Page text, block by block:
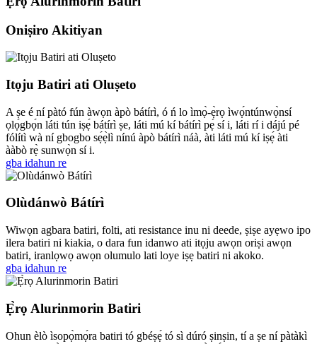
Oniṣiro Akitiyan
Itọju Batiri ati Oluṣeto
A ṣe é ní pàtó fún àwọn àpò bátírì, ó ń lo ìmọ̀-ẹ̀rọ ìwọ́ntúnwọ̀nsí
ọlọ́gbọ́n láti tún iṣẹ́ bátírì ṣe, láti mú kí bátírì pẹ́ sí i, láti rí i dájú pé
fólítì wà ní gbogbo sẹ́ẹ̀lì nínú àpò bátírì náà, àti láti mú kí iṣẹ́ àti
ààbò rẹ̀ sunwọ̀n sí i.
gba idahun re
Olùdánwò Bátírì
Wiwọn agbara batiri, folti, ati resistance inu ni deede, ṣiṣe ayẹwo ipo
ilera batiri ni kiakia, o dara fun idanwo ati itọju awọn oriṣi awọn
batiri, iranlọwọ awọn olumulo lati loye iṣẹ batiri ni akoko.
gba idahun re
Ẹ̀rọ Alurinmorin Batiri
Ohun èlò ìsopọ̀mọ́ra batiri tó gbéṣẹ́ tó sì dúró ṣinṣin, tí a ṣe ní pàtàkì